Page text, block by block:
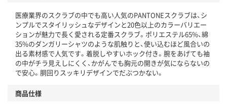
医療業界のスクラブの中でも高い人気のPANTONEスクラブは、シ
ンプルでスタイリッシュなデザインと20色以上のカラーバリエー
ションが魅力で長く愛される定番スクラブ。ポリエステル65%、綿
35%のダンガリーシャツのような肌触りと、使い込むほど風合いの
出る素材感で人気です。着脱しやすいホック付き。腕をあげても袖
の中がチラ見えしにくく、かがんでも胸元の開きが気にならないの
で安心。胴回りスッキリデザインでだぶつかない。
商品仕様